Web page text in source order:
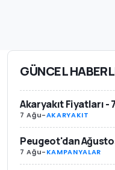
GÜNCEL
Akaryakıt Fiyatları -
7 Ağu-AKARYAKIT
Peugeot'dan
7 Ağu-KAMPANYALAR